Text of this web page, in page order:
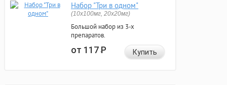
Набор "Три в одном"
(10x100мг, 20x20мг)
Большой набор из 3-х
препаратов.
от 117Р Купить